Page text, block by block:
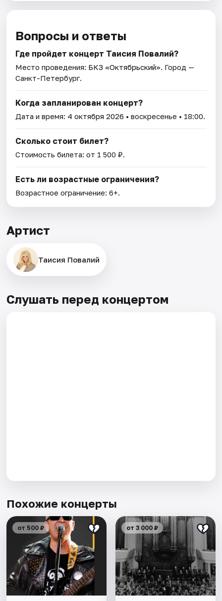
Вопросы и ответы
Где пройдет концерт Таисия Повалий?
Место проведения: БКЗ «Октябрьский». Город —
Санкт-Петербург.
Когда запланирован концерт?
Дата и время: 4 октября 2026 • воскресенье • 18:00.
Сколько стоит билет?
Стоимость билета: от 1 500 ₽.
Есть ли возрастные ограничения?
Возрастное ограничение: 6+.
Артист
Таисия Повалий
Слушать перед концертом
Похожие концерты
от 500 ₽ от 3 000 ₽